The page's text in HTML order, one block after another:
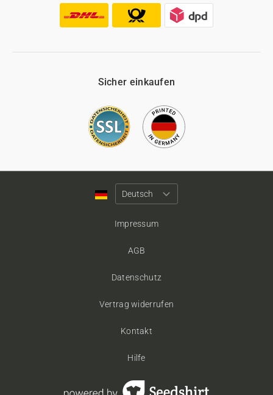
Sicher einkaufen
Impressum
AGB
Datenschutz
Vertrag widerrufen
Kontakt
Hilfe